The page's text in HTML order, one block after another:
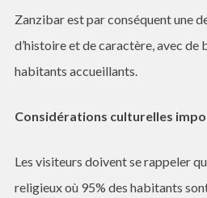
Zanzibar est par conséquent une
d’histoire et de caractère, avec de
habitants accueillants.
Considérations culturelles
Les visiteurs doivent se rappeler
religieux où 95% des habitants